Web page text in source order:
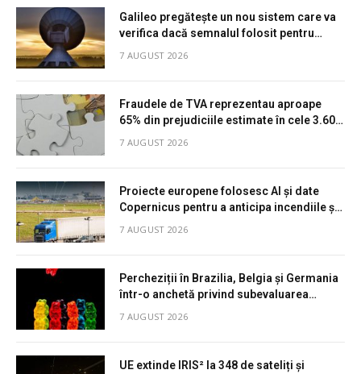
Galileo pregătește un nou sistem care va
verifica dacă semnalul folosit pentru
7 AUGUST 2026
Fraudele de TVA reprezentau aproape
65% din prejudiciile estimate în cele 3.602
7 AUGUST 2026
Proiecte europene folosesc AI și date
Copernicus pentru a anticipa incendiile și
7 AUGUST 2026
Percheziții în Brazilia, Belgia și Germania
într-o anchetă privind subevaluarea
7 AUGUST 2026
UE extinde IRIS² la 348 de sateliți și